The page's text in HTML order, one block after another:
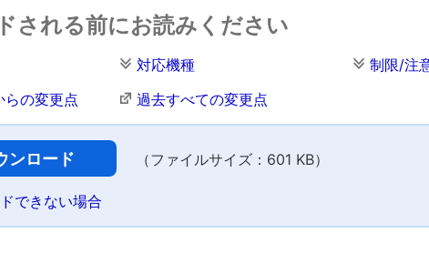
される前にお読みください
対応機種 制限/注
らの変更点
過去すべての変更点
ンロード （ファイルサイズ：601 KB）
できない場合